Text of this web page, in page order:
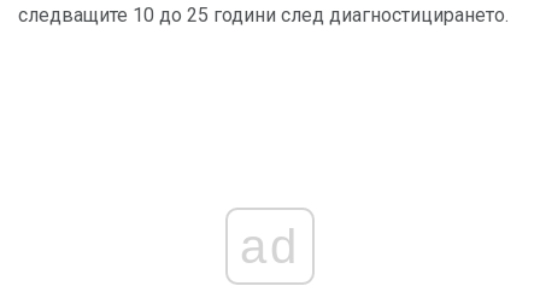
следващите 10 до 25 години след диагностицирането.
ad